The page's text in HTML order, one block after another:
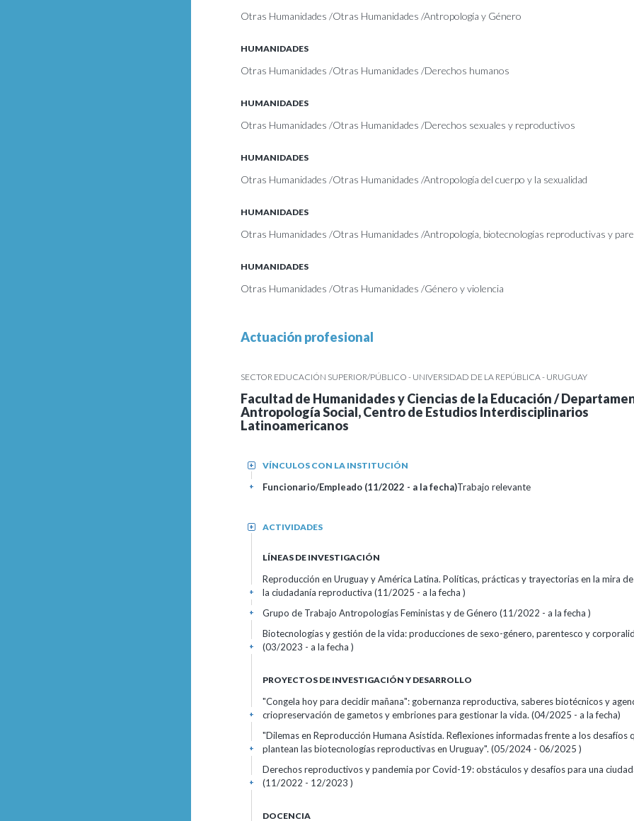
Otras Humanidades /Otras Humanidades /Antropología y Género
HUMANIDADES
Otras Humanidades /Otras Humanidades /Derechos humanos
HUMANIDADES
Otras Humanidades /Otras Humanidades /Derechos sexuales y reproductivos
HUMANIDADES
Otras Humanidades /Otras Humanidades /Antropología del cuerpo y la sexualidad
HUMANIDADES
Otras Humanidades /Otras Humanidades /Antropología, biotecnologías reproductivas y
HUMANIDADES
Otras Humanidades /Otras Humanidades /Género y violencia
Actuación profesional
SECTOR EDUCACIÓN SUPERIOR/PÚBLICO - UNIVERSIDAD DE LA REPÚBLICA - URUGUAY
Facultad de Humanidades y Ciencias de la Educación /
Antropología Social, Centro de Estudios Interdisciplinarios
Latinoamericanos
VÍNCULOS CON LA INSTITUCIÓN
+
Funcionario/Empleado (11/2022 - a la fecha)Trabajo relevante
+
ACTIVIDADES
+
LÍNEAS DE INVESTIGACIÓN
Reproducción en Uruguay y América Latina. Políticas, prácticas y trayectorias en la mira
la ciudadanía reproductiva (11/2025 - a la fecha )
+
Grupo de Trabajo Antropologías Feministas y de Género (11/2022 - a la fecha )
+
Biotecnologías y gestión de la vida: producciones de sexo-género, parentesco y
(03/2023 - a la fecha )
+
PROYECTOS DE INVESTIGACIÓN Y DESARROLLO
"Congela hoy para decidir mañana": gobernanza reproductiva, saberes biotécnicos y
criopreservación de gametos y embriones para gestionar la vida. (04/2025 - a la fecha)
+
"Dilemas en Reproducción Humana Asistida. Reflexiones informadas frente a los desafíos
plantean las biotecnologías reproductivas en Uruguay". (05/2024 - 06/2025 )
+
Derechos reproductivos y pandemia por Covid-19: obstáculos y desafíos para una
(11/2022 - 12/2023 )
+
DOCENCIA